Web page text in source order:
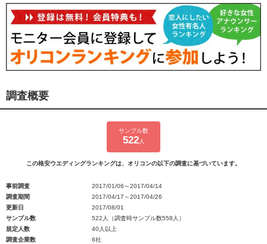
調査概要
サンプル数
522人
この格安ウエディングランキングは、オリコンの以下の調査に基づいています。
事前調査
2017/01/06～2017/04/14
調査期間
2017/04/17～2017/04/26
更新日
2017/08/01
サンプル数
522人（調査時サンプル数558人）
規定人数
40人以上
調査企業数
6社